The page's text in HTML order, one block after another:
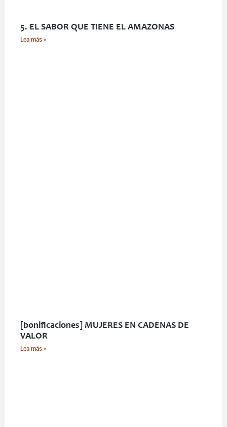
5. EL SABOR QUE TIENE EL AMAZONAS
Lea más »
[bonificaciones] MUJERES EN CADENAS DE
VALOR
Lea más »